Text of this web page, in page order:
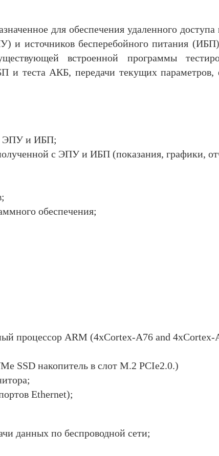
для обеспечения удаленного
и источников бесперебойного питания
встроенной программы
теста АКБ, передачи текущих параметров,
ЭПУ и ИБП;
с ЭПУ и ИБП (показания, графики,
обеспечения;
процессор ARM (4xCortex-A76 and 4xCortex-
SSD накопитель в слот M.2 PCIe2.0.)
Ethernet);
данных по беспроводной сети;